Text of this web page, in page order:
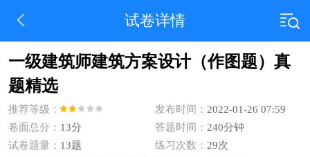
试卷详情
一级建筑师建筑方案设计（作图题）真
题精选
推荐等级： 发布时间： 2022-01-26 07:59
卷面总分： 13分 答题时间： 240分钟
试卷题量： 13题 练习次数： 29次